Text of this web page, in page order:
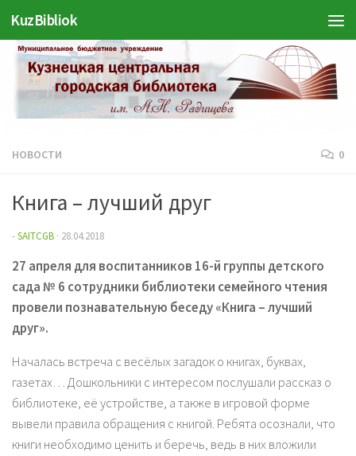
Перейти к содержимому
KuzBibliok
НОВОСТИ 0
Книга – лучший друг
-SAITCGB · 28.04.2018
27 апреля для воспитанников 16-й группы детского
сада № 6 сотрудники библиотеки семейного чтения
провели познавательную беседу «Книга – лучший
друг».
Началась встреча с весёлых загадок о книгах, буквах,
газетах… Дошкольники с интересом послушали рассказ о
библиотеке, её устройстве, а также в игровой форме
вывели правила обращения с книгой. Ребята осознали, что
книги необходимо ценить и беречь, ведь в них вложили